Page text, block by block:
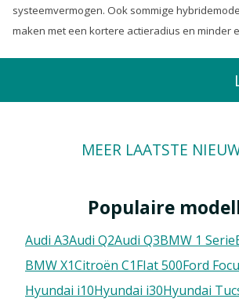
systeemvermogen. Ook sommige
maken met een kortere actieradius en minder
MEER LAATSTE
Populaire
Audi A3Audi Q2Audi Q3BMW 1 Serie
BMW X1Citroën C1FIat 500Ford
Hyundai i10Hyundai i30Hyundai